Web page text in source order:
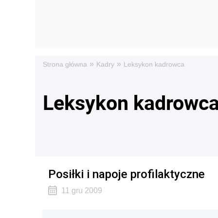
Strona główna » Kadry » Leksykon kadrowca
Leksykon
Posiłki i napoje profilaktyczne
11 gru 2009